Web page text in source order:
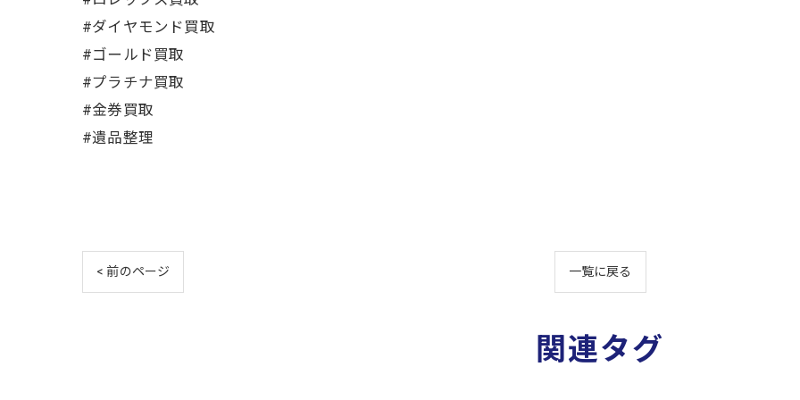
#ダイヤモンド買取
#ゴールド買取
#プラチナ買取
#金券買取
#遺品整理
< 前のページ 一覧に戻る
関連タグ